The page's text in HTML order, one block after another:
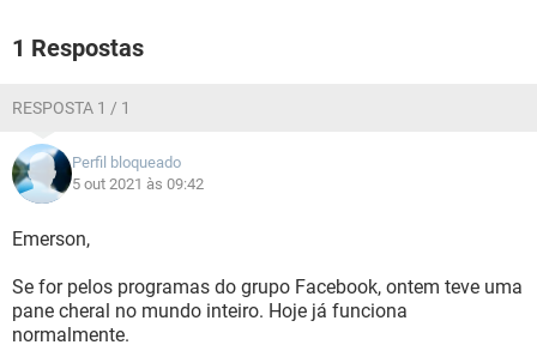
1 Respostas
RESPOSTA 1 / 1
Perfil bloqueado
5 out 2021 às 09:42
Emerson,
Se for pelos programas do grupo Facebook, ontem teve uma
pane cheral no mundo inteiro. Hoje já funciona
normalmente.